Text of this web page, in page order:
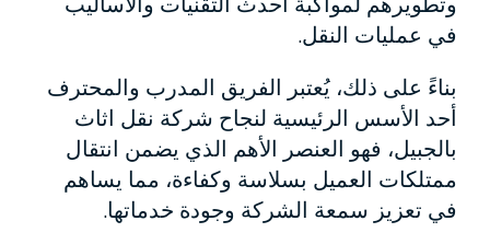
في عمليات النقل.
بناءً على ذلك، يُعتبر الفريق المدرب والمحترف
أحد الأسس الرئيسية لنجاح شركة نقل اثاث
بالجبيل، فهو العنصر الأهم الذي يضمن انتقال
ممتلكات العميل بسلاسة وكفاءة، مما يساهم
في تعزيز سمعة الشركة وجودة خدماتها.